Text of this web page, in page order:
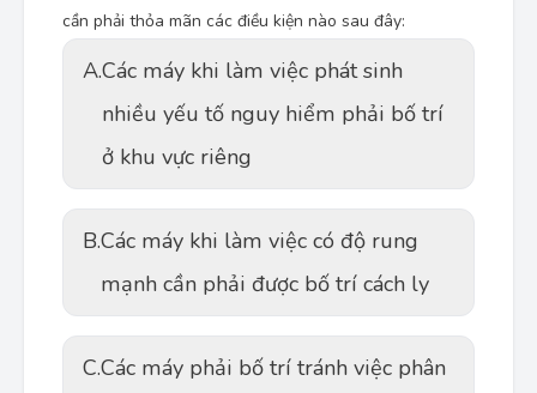
cần phải thỏa mãn các điều kiện nào sau đây:
A.Các máy khi làm việc phát sinh
nhiều yếu tố nguy hiểm phải bố trí
ở khu vực riêng
B.Các máy khi làm việc có độ rung
mạnh cần phải được bố trí cách ly
C.Các máy phải bố trí tránh việc phân